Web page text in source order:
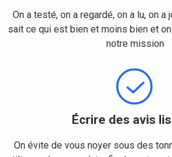
On a testé, on a regardé, on a lu, on a
sait ce qui est bien et moins bien et
notre mission
Écrire des avis
On évite de vous noyer sous des